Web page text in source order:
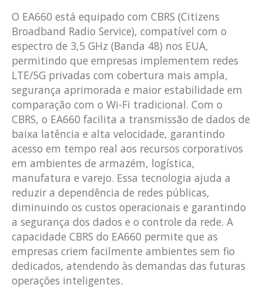
O EA660 está equipado com CBRS (Citizens
Broadband Radio Service), compatível com o
espectro de 3,5 GHz (Banda 48) nos EUA,
permitindo que empresas implementem redes
LTE/5G privadas com cobertura mais ampla,
segurança aprimorada e maior estabilidade em
comparação com o Wi-Fi tradicional. Com o
CBRS, o EA660 facilita a transmissão de dados de
baixa latência e alta velocidade, garantindo
acesso em tempo real aos recursos corporativos
em ambientes de armazém, logística,
manufatura e varejo. Essa tecnologia ajuda a
reduzir a dependência de redes públicas,
diminuindo os custos operacionais e garantindo
a segurança dos dados e o controle da rede. A
capacidade CBRS do EA660 permite que as
empresas criem facilmente ambientes sem fio
dedicados, atendendo às demandas das futuras
operações inteligentes.